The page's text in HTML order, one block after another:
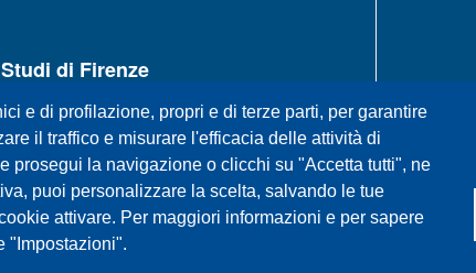
e di profilazione, propri e di terze parti, per garantire
il traffico e misurare l'efficacia delle attività di
prosegui la navigazione o clicchi su "Accetta tutti", ne
puoi personalizzare la scelta, salvando le tue
attivare. Per maggiori informazioni e per sapere
"Impostazioni".
di Firenze
50121 Firenze
27571
ateneo@pec.unifi.it